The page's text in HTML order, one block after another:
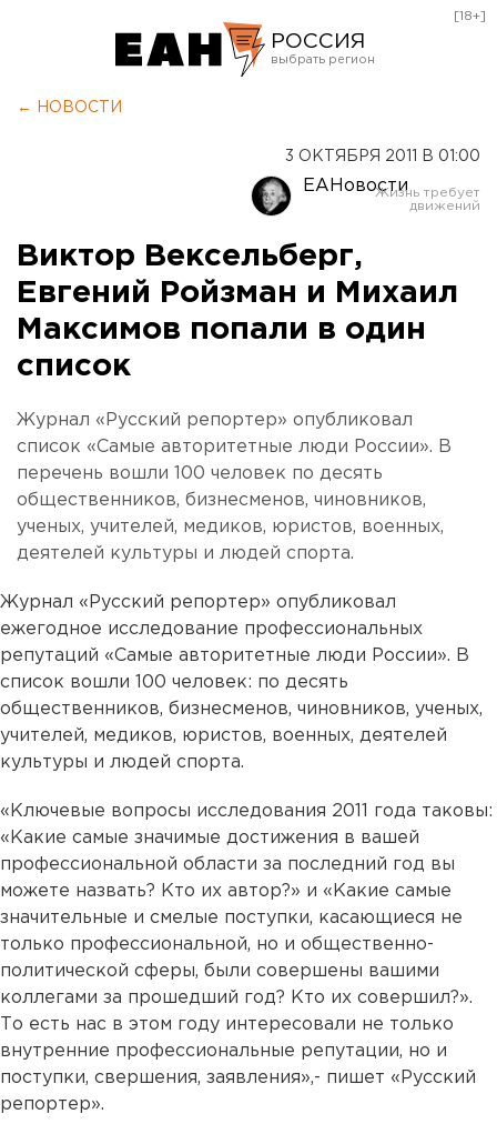
РОССИЯ
Оренбург
[18+]
← НОВОСТИ
3 ОКТЯБРЯ 2011 В 01:00
ЕАНовости
Виктор Вексельберг,
Евгений Ройзман и Михаил
Максимов попали в один
список
Журнал «Русский репортер» опубликовал
список «Самые авторитетные люди России». В
перечень вошли 100 человек по десять
общественников, бизнесменов, чиновников,
ученых, учителей, медиков, юристов, военных,
деятелей культуры и людей спорта.
Журнал «Русский репортер» опубликовал
ежегодное исследование профессиональных
репутаций «Самые авторитетные люди России». В
список вошли 100 человек: по десять
общественников, бизнесменов, чиновников, ученых,
учителей, медиков, юристов, военных, деятелей
культуры и людей спорта.
«Ключевые вопросы исследования 2011 года таковы:
«Какие самые значимые достижения в вашей
профессиональной области за последний год вы
можете назвать? Кто их автор?» и «Какие самые
значительные и смелые поступки, касающиеся не
только профессиональной, но и общественно-
политической сферы, были совершены вашими
коллегами за прошедший год? Кто их совершил?».
То есть нас в этом году интересовали не только
внутренние профессиональные репутации, но и
поступки, свершения, заявления»,- пишет «Русский
репортер».